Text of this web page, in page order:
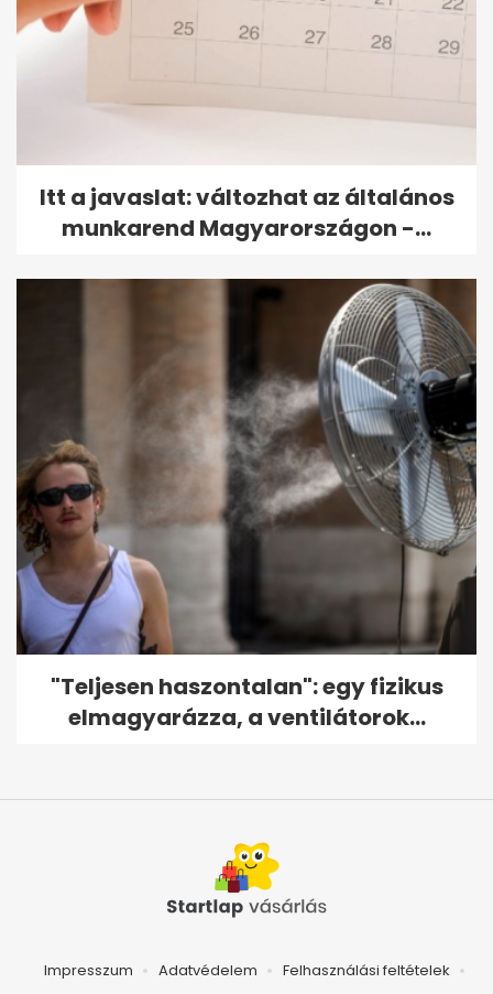
Itt a javaslat: változhat az általános
munkarend Magyarországon -...
"Teljesen haszontalan": egy fizikus
elmagyarázza, a ventilátorok...
Impresszum Adatvédelem
Felhasználási feltételek